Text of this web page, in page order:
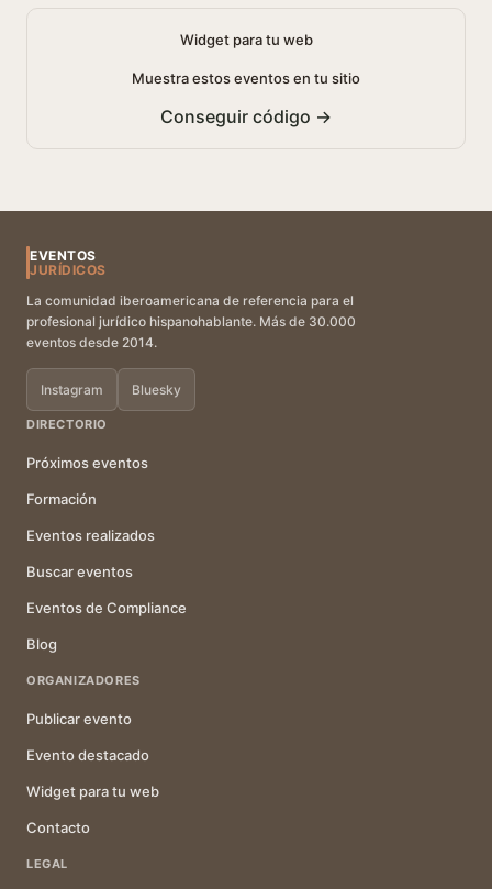
Widget para tu web
Muestra estos eventos en tu sitio
Conseguir código →
EVENTOS
JURÍDICOS
La comunidad iberoamericana de referencia para el
profesional jurídico hispanohablante. Más de 30.000
eventos desde 2014.
Instagram Bluesky
DIRECTORIO
Próximos eventos
Formación
Eventos realizados
Buscar eventos
Eventos de Compliance
Blog
ORGANIZADORES
Publicar evento
Evento destacado
Widget para tu web
Contacto
LEGAL